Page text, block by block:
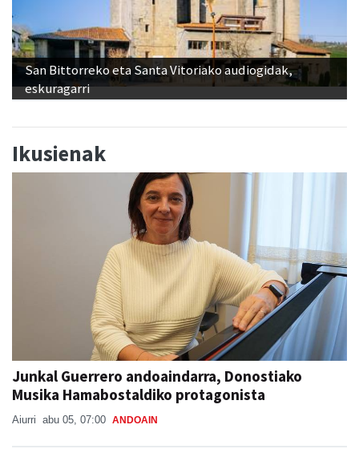
San Bittorreko eta Santa Vitoriako audiogidak,
eskuragarri
Ikusienak
Junkal Guerrero andoaindarra, Donostiako
Musika Hamabostaldiko protagonista
Aiurri abu 05, 07:00 ANDOAIN